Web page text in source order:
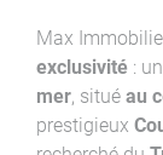
Max
exclusivité : un
mer, situé au
prestigieux